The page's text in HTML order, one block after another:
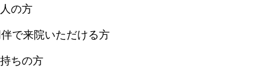
の方
で来院いただける方
ちの方